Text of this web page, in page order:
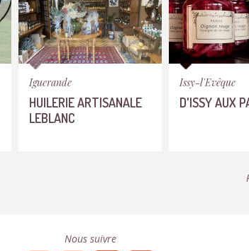
Iguerande
HUILERIE ARTISANALE
LEBLANC
Issy-l'Evêque
D'ISSY AUX
Nous suivre